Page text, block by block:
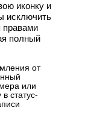
иконку и
исключить
правами
полный
от
или
статус-